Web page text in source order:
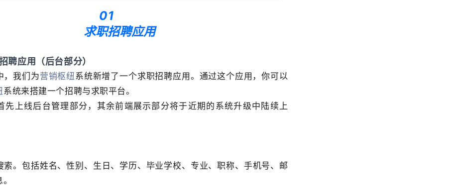
01
求职招聘应用
聘应用（后台部分）
，我们为营销枢纽系统新增了一个求职招聘应用。通过这个应用，你可以
系统来搭建一个招聘与求职平台。
先上线后台管理部分，其余前端展示部分将于近期的系统升级中陆续上
索。包括姓名、性别、生日 、学历、毕业学校、专业、职称、手机号、邮